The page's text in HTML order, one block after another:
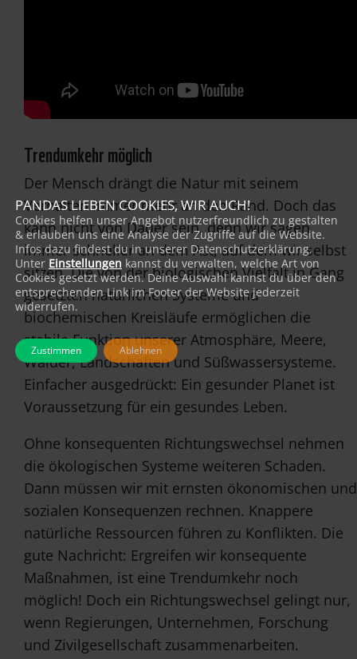
Trendumkehr möglich
Der Mensch drängt die Natur mit seinem
Verhalten immer mehr an den Rand. Doch das
kann nicht von Dauer sein, denn wir sägen
immer schneller an dem Ast, auf dem wir selbst
sitzen. Die von der biologischen Vielfalt in Gang
gesetzten natürlichen Systeme und
biochemischen Kreisläufe ermöglichen die
stabile Funktion unserer Atmosphäre, Meere,
Wälder, Landschaften und Süßwassersysteme.
Einfacher ausgedrückt: Ein gesunder Planet ist
Voraussetzung für ein gesundes Leben.
Ohne konsequenten Richtungswechsel nehmen
die ökologischen Systeme weiteren Schaden.
Dann müssen wir mit ernsten ökonomischen und
sozialen Konsequenzen rechnen. Knappere
natürliche Ressourcen führen zu Konflikten. Die
gute Nachricht: Ergreifen wir konsequente
Maßnahmen, ist eine Trendumkehr noch
möglich! Doch ein Richtungswechsel gelingt nur,
wenn Regierungen, Unternehmen, Forschung
und Zivilgesellschaft zusammenarbeiten.
PANDAS LIEBEN COOKIES, WIR AUCH!
Cookies helfen unser Angebot nutzerfreundlich zu gestalten
& erlauben uns eine Analyse der Zugriffe auf die Website.
Infos dazu findest du in unserer Datenschutzerklärung.
Unter Einstellungen kannst du verwalten, welche Art von
Cookies gesetzt werden. Deine Auswahl kannst du über den
entsprechenden Link im Footer der Website jederzeit
widerrufen.
Zustimmen Ablehnen